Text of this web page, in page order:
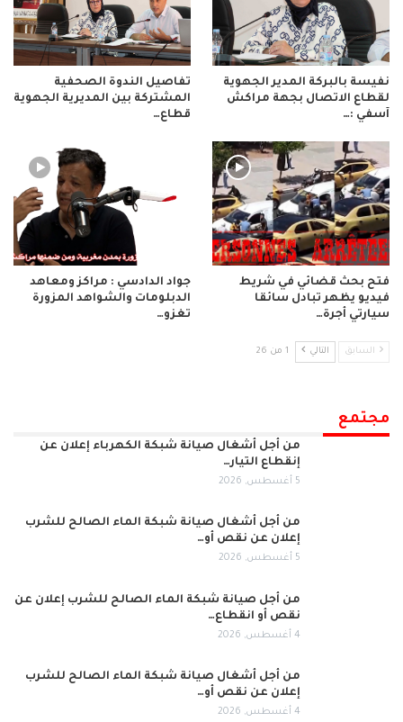
نفيسة بالبركة المدير الجهوية
لقطاع الاتصال بجهة مراكش
آسفي :…
تفاصيل الندوة الصحفية
المشتركة بين المديرية الجهوية
قطاع…
فتح بحث قضائي في شريط
فيديو يظهر تبادل سائقا
سيارتي أجرة…
جواد الدادسي : مراكز ومعاهد
الدبلومات والشواهد المزورة
تغزو…
السابق التالي 1 من 26
مجتمع
من أجل أشغال صيانة شبكة الكهرباء إعلان عن
إنقطاع التيار…
5 أغسطس, 2026
من أجل أشغال صيانة شبكة الماء الصالح للشرب
إعلان عن نقص أو…
5 أغسطس, 2026
من أجل صيانة شبكة الماء الصالح للشرب إعلان عن
نقص أو انقطاع…
4 أغسطس, 2026
من أجل أشغال صيانة شبكة الماء الصالح للشرب
إعلان عن نقص أو…
4 أغسطس, 2026